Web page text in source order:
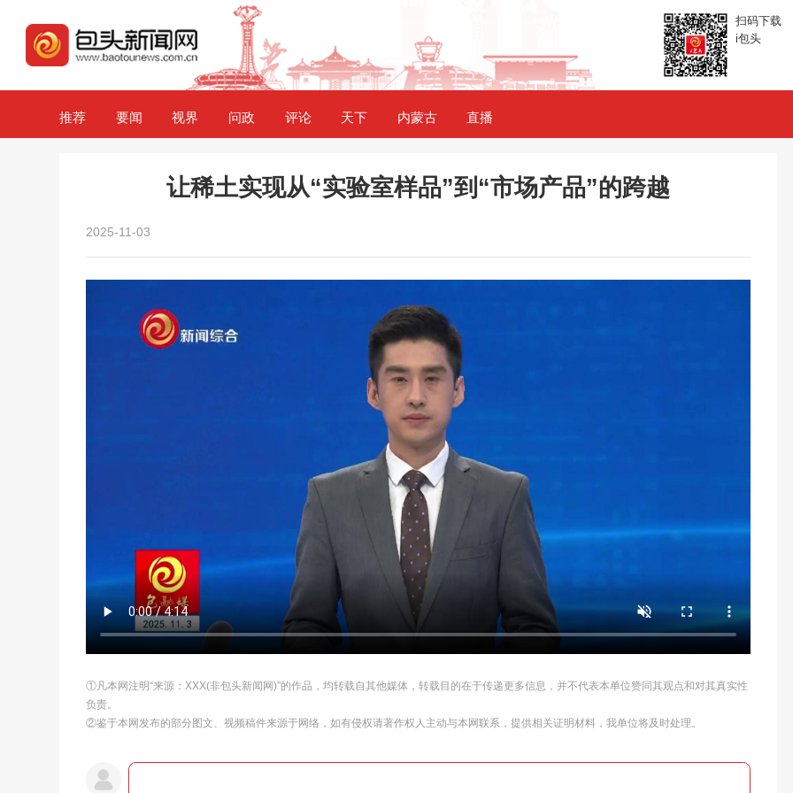
扫码下载
i包头
推荐 要闻 视界 问政 评论 天下 内蒙古 直播
让稀土实现从“实验室样品”到“市场产品”的跨越
2025-11-03
①凡本网注明“来源：XXX(非包头新闻网)”的作品，均转载自其他媒体，转载目的在于传递更多信息，并不代表本单位赞同其观点和对其真实性
负责。
②鉴于本网发布的部分图文、视频稿件来源于网络，如有侵权请著作权人主动与本网联系，提供相关证明材料，我单位将及时处理。